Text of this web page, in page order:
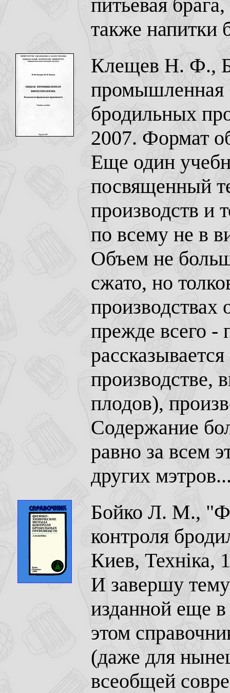
питьевая
также напитки
Клещев Н. Ф.,
промышленная
бродильных
2007. Формат
Еще один
посвященный
производств и
по всему не в
Объем не
сжато, но
прежде всего -
производстве,
плодов),
Содержание
равно за всем
других
Бойко Л. М.,
контроля
Киев, Технiка,
И завершу
изданной еще
этом
(даже для
всеобщей